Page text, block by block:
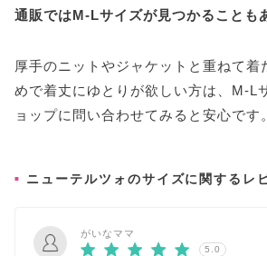
通販ではM-Lサイズが見つかることも
厚手のニットやジャケットと重ねて着
めで着丈にゆとりが欲しい方は、M-L
ョップに問い合わせてみると安心です。
ニューテルツォのサイズに関するレ
がいなママ
5.0